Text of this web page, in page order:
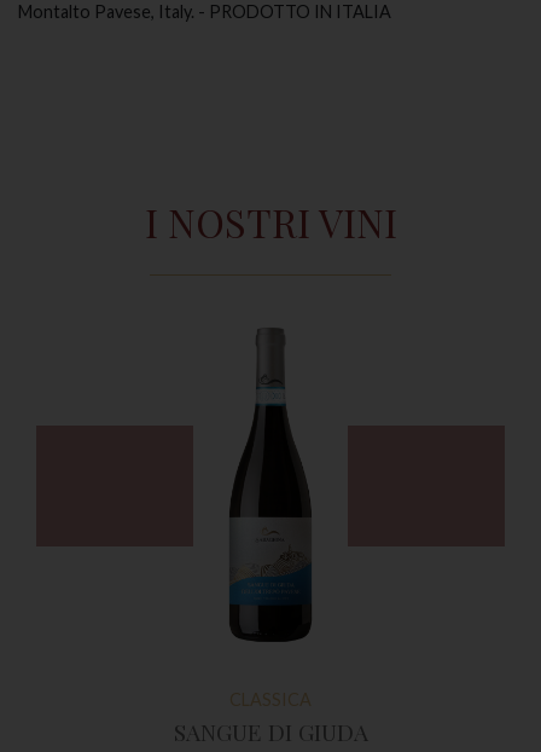
Montalto Pavese, Italy. - PRODOTTO IN ITALIA
I NOSTRI VINI
CLASSICA
SANGUE DI GIUDA